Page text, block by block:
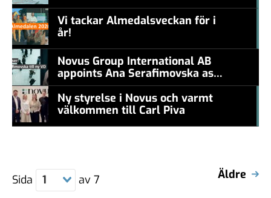
Vi tackar Almedalsveckan för i
år!
Novus Group International AB
appoints Ana Serafimovska as
new CEO
Ny styrelse i Novus och varmt
välkommen till Carl Piva
Sida 1 av 7 Äldre